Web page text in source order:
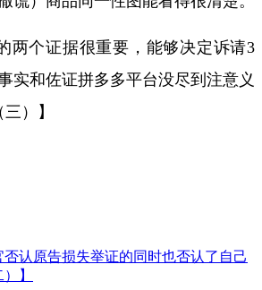
两个证据很重要，能够决定诉请3
实和佐证拼多多平台没尽到注意义
三）】
否认原告损失举证的同时也否认了自己
】